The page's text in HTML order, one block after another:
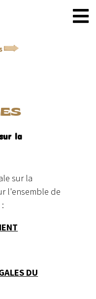
la
sur la
l'ensemble de
DU